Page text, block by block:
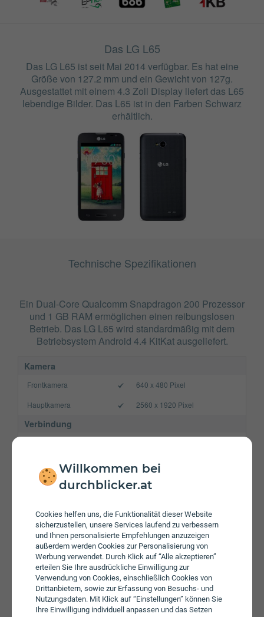
Willkommen bei
durchblicker.at
Cookies helfen uns, die Funktionalität dieser Website
sicherzustellen, unsere Services laufend zu verbessern
und Ihnen personalisierte Empfehlungen anzuzeigen
außerdem werden Cookies zur Personalisierung von
Werbung verwendet. Durch Klick auf “Alle akzeptieren”
erteilen Sie Ihre ausdrückliche Einwilligung zur
Verwendung von Cookies, einschließlich Cookies von
Drittanbietern, sowie zur Erfassung von Besuchs- und
Nutzungsdaten. Mit Klick auf “Einstellungen” können Sie
Ihre Einwilligung individuell anpassen und das Setzen
Das LG L65
Das LG L65 ist seit Mai 2014 verfügbar. Es hat eine
Größe von 127.2 mm und ein Gewicht von 127g.
Ausgestattet mit einem 4.3 Zoll Display liefert das L65
lebendige Bilder. Das L65 ist in den Farben Schwarz
erhältlich.
Technische Spezifikationen
Ein Dual-Core Qualcomm Snapdragon 200 Prozessor
und 1 GB RAM ermöglichen einen reibungslosen
Betrieb. Das LG L65 wird standardmäßig mit dem
Betriebsystem Android 4.4 KitKat ausgeliefert.
Kamera
Frontkamera
640 x 480 Pixel
Hauptkamera
2560 x 1920 Pixel
Verbindung
WLAN
Akku
2100 mAh
Speicherkarte
max. 32 GB
Betriebssystem
Android 4.4 KitKat
Prozessor
Dual-Core
Arbeitsspeicher
1 GB